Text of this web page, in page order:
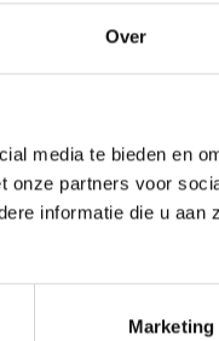
Over
media te bieden en
onze partners voor
informatie die u aan
Marketing